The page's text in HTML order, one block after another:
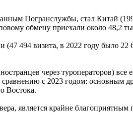
Погранслужбы, стал Китай
обмену приехали около 48,2
(47 494 визита, в 2022 году было
через туроператоров)
с 2023 годом: основным
Востока.
является крайне